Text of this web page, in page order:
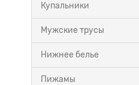
Купальники
Мужские трусы
Нижнее белье
Пижамы